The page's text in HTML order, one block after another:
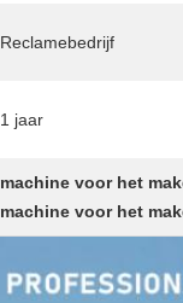
Reclamebedrijf
1 jaar
machine voor het
machine voor het